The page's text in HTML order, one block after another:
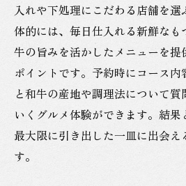
入れや下処理にこだわる店舗を
体的には、毎日仕入れる新鮮な
牛の旨みを活かしたメニューを
ポイントです。予約時にコース
と和牛の産地や調理法について
いくグルメ体験ができます。結
最大限に引き出した一皿に出会え
す。